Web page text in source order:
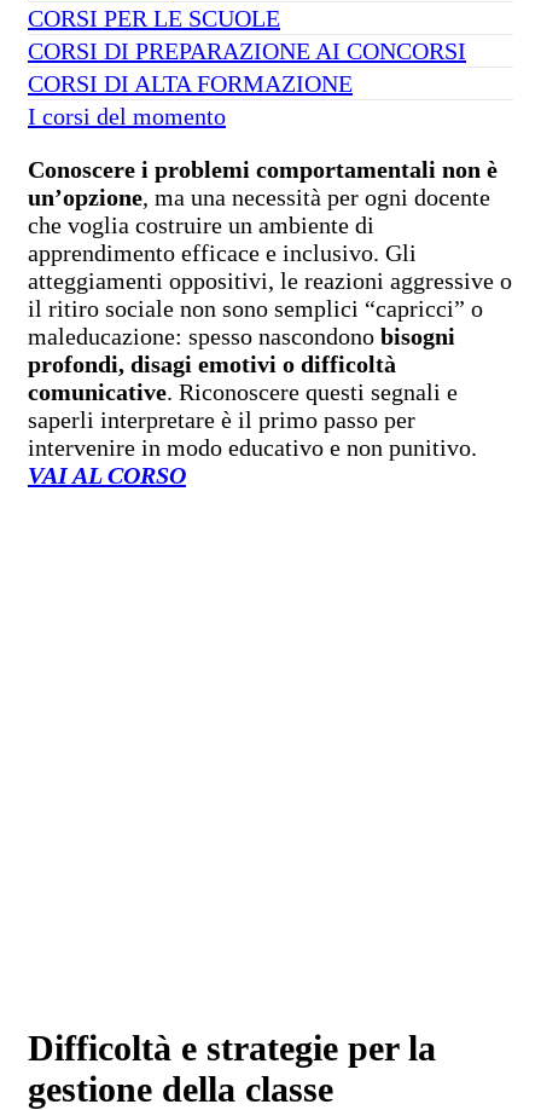
CORSI PER LE SCUOLE
CORSI DI PREPARAZIONE AI CONCORSI
CORSI DI ALTA FORMAZIONE
I corsi del momento
Conoscere i problemi comportamentali non è
un’opzione, ma una necessità per ogni docente
che voglia costruire un ambiente di
apprendimento efficace e inclusivo. Gli
atteggiamenti oppositivi, le reazioni aggressive o
il ritiro sociale non sono semplici “capricci” o
maleducazione: spesso nascondono bisogni
profondi, disagi emotivi o difficoltà
comunicative. Riconoscere questi segnali e
saperli interpretare è il primo passo per
intervenire in modo educativo e non punitivo.
VAI AL CORSO
Difficoltà e strategie per la
gestione della classe